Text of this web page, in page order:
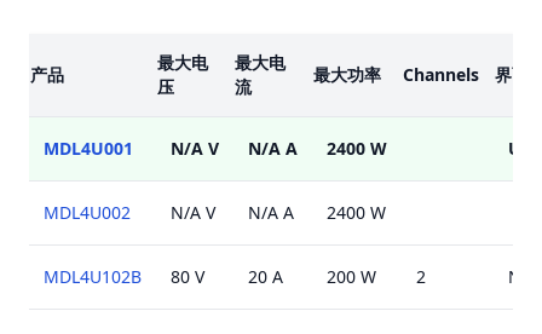
产品
最大电
压
最大电
流
最大功率 Channels 界面
MDL4U001 N/A V N/A A 2400 W
MDL4U002 N/A V N/A A 2400 W
MDL4U102B 80 V 20 A 200 W 2 N/A